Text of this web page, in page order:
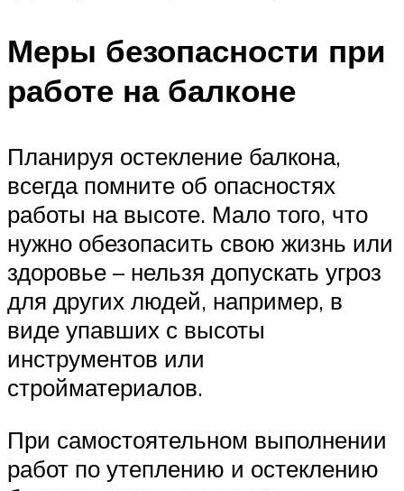
Меры безопасности при
работе на балконе
Планируя остекление балкона,
всегда помните об опасностях
работы на высоте. Мало того, что
нужно обезопасить свою жизнь или
здоровье – нельзя допускать угроз
для других людей, например, в
виде упавших с высоты
инструментов или
стройматериалов.
При самостоятельном выполнении
работ по утеплению и остеклению